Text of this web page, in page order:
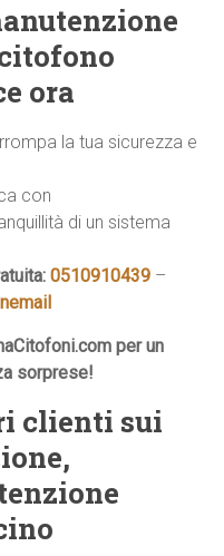
ora
la tua sicurezza e
con
di un sistema
0510910439 –
per un
sorprese!
clienti sui